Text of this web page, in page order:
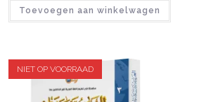
Toevoegen aan winkelwagen
NIET OP VOORRAAD